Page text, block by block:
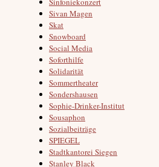
Sivan Magen
Skat
Snowboard
Social Media
Soforthilfe
Solidarität
Sommertheater
Sondershausen
Sophie-Drinker-Institut
Sousaphon
Sozialbeiträge
SPIEGEL
Stadtkantorei Siegen
Stanley Black